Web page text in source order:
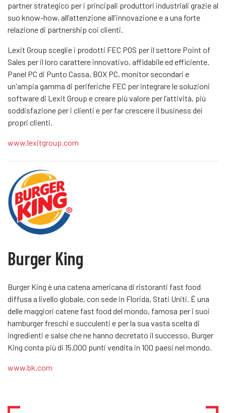
partner strategico per i principali produttori industriali grazie al
suo know-how, all’attenzione all'innovazione e a una forte
relazione di partnership coi clienti.
Lexit Group sceglie i prodotti FEC POS per il settore Point of
Sales per il loro carattere innovativo, affidabile ed efficiente.
Panel PC di Punto Cassa, BOX PC, monitor secondari e
un'ampia gamma di periferiche FEC per integrare le soluzioni
software di Lexit Group e creare più valore per l’attività, più
soddisfazione per i clienti e per far crescere il business dei
propri clienti.
www.lexitgroup.com
Burger King
Burger King è una catena americana di ristoranti fast food
diffusa a livello globale, con sede in Florida, Stati Uniti. È una
delle maggiori catene fast food del mondo, famosa per i suoi
hamburger freschi e succulenti e per la sua vasta scelta di
ingredienti e salse che ne hanno decretato il successo. Burger
King conta più di 15.000 punti vendita in 100 paesi nel mondo.
www.bk.com